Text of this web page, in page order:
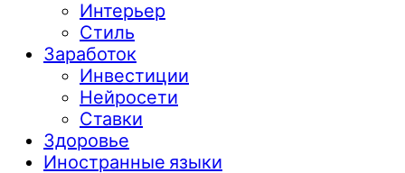
Интерьер
Стиль
Заработок
Инвестиции
Нейросети
Ставки
Здоровье
Иностранные языки